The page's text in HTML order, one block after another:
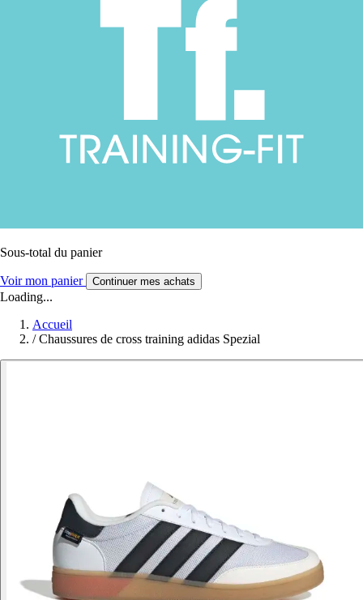
Sous-total du panier
Voir mon panier Continuer mes achats
Loading...
Accueil
/ Chaussures de cross training adidas Spezial